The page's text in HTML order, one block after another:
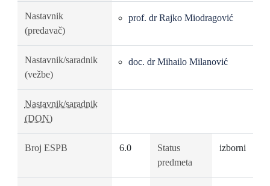
Nastavnik
(predavač)
prof. dr Rajko Miodragović
Nastavnik/saradnik
(vežbe)
doc. dr Mihailo Milanović
Nastavnik/saradnik
(DON)
Broj ESPB 6.0
Status
predmeta
izborni